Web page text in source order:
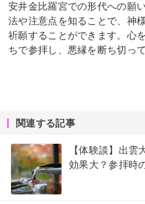
安井金比羅宮での形代への願
法や注意点を知ることで、神
祈願することができます。心
ちで参拝し、悪縁を断ち切っ
関連する記事
【体験談】出
効果大？参拝時